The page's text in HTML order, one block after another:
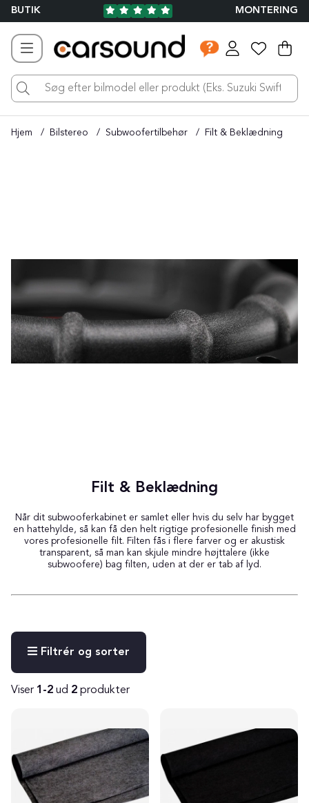
BUTIK MONTERING
.
Hjem Bilstereo Subwoofertilbehør Filt & Beklædning
Filt & Beklædning
Når dit subwooferkabinet er samlet eller hvis du selv har bygget
en hattehylde, så kan få den helt rigtige profesionelle finish med
vores profesionelle filt. Filten fås i flere farver og er akustisk
transparent, så man kan skjule mindre højttalere (ikke
subwoofere) bag filten, uden at der er tab af lyd.
Filtrér og sorter
Viser 1-2 ud 2 produkter